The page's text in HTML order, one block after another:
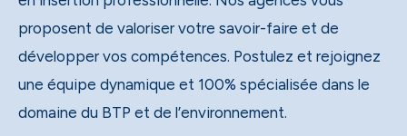
proposent de valoriser votre savoir-faire et de
développer vos compétences. Postulez et rejoignez
une équipe dynamique et 100% spécialisée dans le
domaine du BTP et de l’environnement.